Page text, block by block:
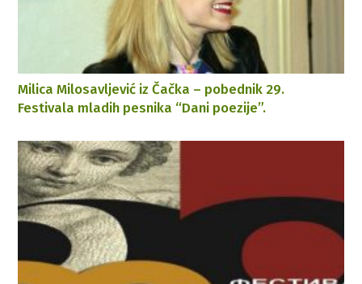
Milica Milosavljević iz Čačka – pobednik 29.
Festivala mladih pesnika “Dani poezije”.